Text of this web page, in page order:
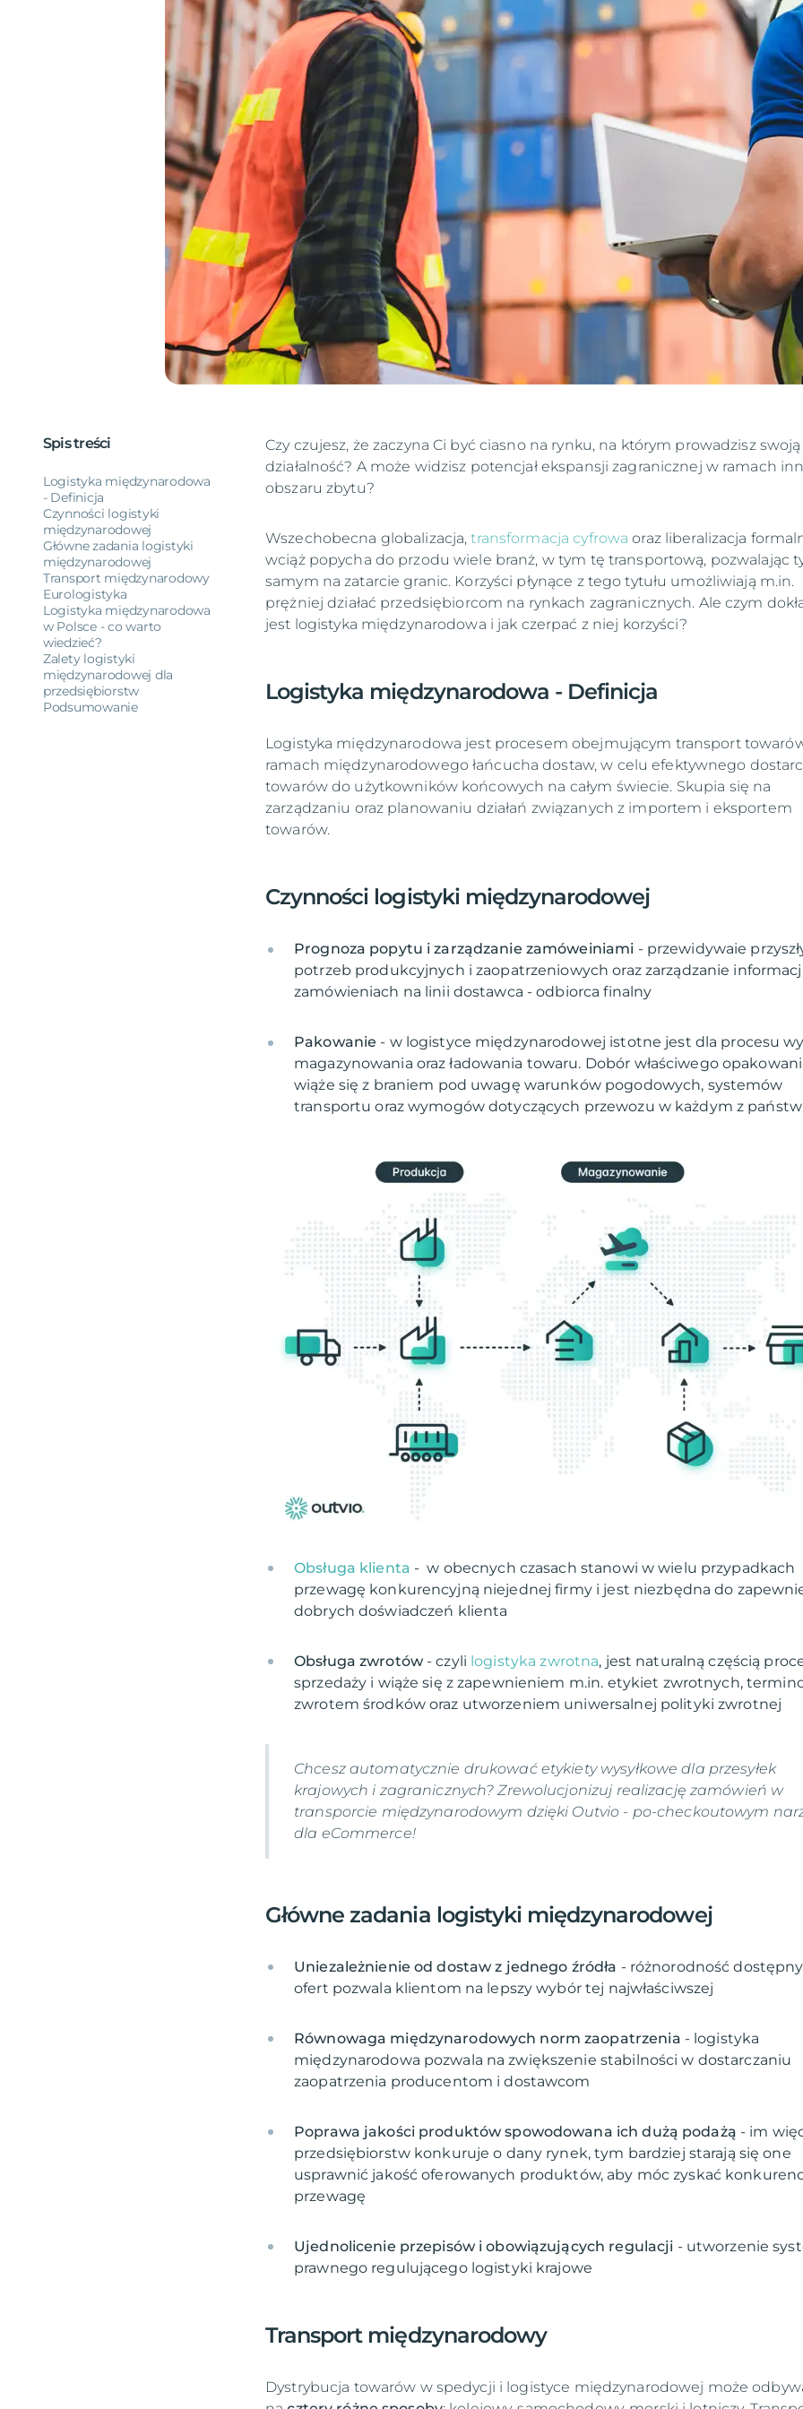
Spis treści
Logistyka międzynarodowa
- Definicja
Czynności logistyki
międzynarodowej
Główne zadania logistyki
międzynarodowej
Transport międzynarodowy
Eurologistyka
Logistyka międzynarodowa
w Polsce - co warto
wiedzieć?
Zalety logistyki
międzynarodowej dla
przedsiębiorstw
Podsumowanie
Czy czujesz, że zaczyna Ci być ciasno na rynku, na którym prowadzisz swoją
działalność? A może widzisz potencjał ekspansji zagranicznej w ramach
obszaru zbytu?
Wszechobecna globalizacja,transformacja cyfrowa oraz liberalizacja
wciąż popycha do przodu wiele branż, w tym tę transportową, pozwalając
samym na zatarcie granic. Korzyści płynące z tego tytułu umożliwiają m.in.
prężniej działać przedsiębiorcom na rynkach zagranicznych. Ale czym
jest logistyka międzynarodowa i jak czerpać z niej korzyści?
Logistyka międzynarodowa - Definicja
Logistyka międzynarodowa jest procesem obejmującym transport
ramach międzynarodowego łańcucha dostaw, w celu efektywnego
towarów do użytkowników końcowych na całym świecie. Skupia się na
zarządzaniu oraz planowaniu działań związanych z importem i eksportem
towarów.
Czynności logistyki międzynarodowej
Prognoza popytu i zarządzanie zamóweiniami - przewidywaie
potrzeb produkcyjnych i zaopatrzeniowych oraz zarządzanie
Pakowanie - w logistyce międzynarodowej istotne jest dla procesu
magazynowania oraz ładowania towaru. Dobór właściwego
wiąże się z braniem pod uwagę warunków pogodowych, systemów
transportu oraz wymogów dotyczących przewozu w każdym z państw
Obsługa klienta - w obecnych czasach stanowi w wielu przypadkach
przewagę konkurencyjną niejednej firmy i jest niezbędna do
Obsługa zwrotów - czyli logistyka zwrotna, jest naturalną częścią
sprzedaży i wiąże się z zapewnieniem m.in. etykiet zwrotnych,
Chcesz automatycznie drukować etykiety wysyłkowe dla przesyłek
krajowych i zagranicznych? Zrewolucjonizuj realizację zamówień w
transporcie międzynarodowym dzięki Outvio - po-checkoutowym
dla eCommerce!
Główne zadania logistyki międzynarodowej
Uniezależnienie od dostaw z jednego źródła - różnorodność
Równowaga międzynarodowych norm zaopatrzenia - logistyka
międzynarodowa pozwala na zwiększenie stabilności w dostarczaniu
Poprawa jakości produktów spowodowana ich dużą podażą - im
przedsiębiorstw konkuruje o dany rynek, tym bardziej starają się one
usprawnić jakość oferowanych produktów, aby móc zyskać
Ujednolicenie przepisów i obowiązujących regulacji - utworzenie
prawnego regulującego logistyki krajowe
Transport międzynarodowy
Dystrybucja towarów w spedycji i logistyce międzynarodowej może